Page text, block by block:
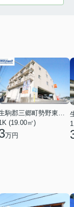
生駒郡三郷町勢野東１丁目
(19.00㎡)
万円